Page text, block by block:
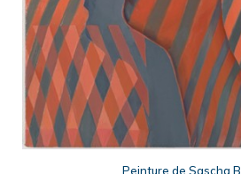
Peinture de Sascha